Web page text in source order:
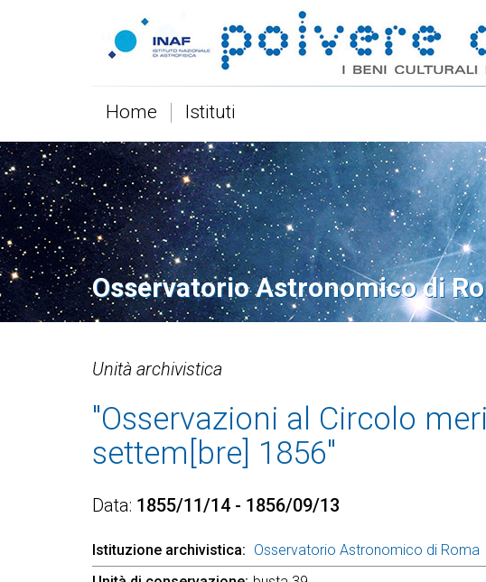
Home Istituti
Osservatorio Astronomico di
Unità archivistica
"Osservazioni al Circolo
settem[bre] 1856"
Data 1855/11/14 - 1856/09/13
Istituzione archivistica
Osservatorio Astronomico di Roma